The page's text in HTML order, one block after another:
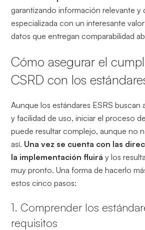
garantizando información relevante y
especializada con un interesante
datos que entregan comparabilidad
Cómo asegurar el
CSRD con los
Aunque los estándares ESRS buscan
y facilidad de uso, iniciar el proceso
puede resultar complejo, aunque no
así. Una vez se cuenta con las
la implementación fluiráy los
muy pronto. Una forma de hacerlo
estos cinco pasos:
1. Comprender los
requisitos